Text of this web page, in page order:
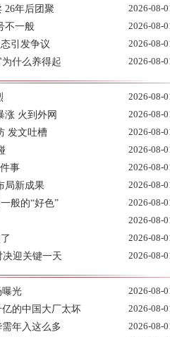
26年后团聚
2026-08-
不一般
2026-08-
引发争议
2026-08-
什么养得起 2026-08-
2026-08-
涨 火到外网
2026-08-
发文吐槽
2026-08-
2026-08-
事
2026-08-
局新成果
2026-08-
般的“好色”
2026-08-
2026-08-
2026-08-
迎关键一天 2026-08-
曝光
2026-08-
的中国大厂太坏
2026-08-
年入这么多
2026-08-